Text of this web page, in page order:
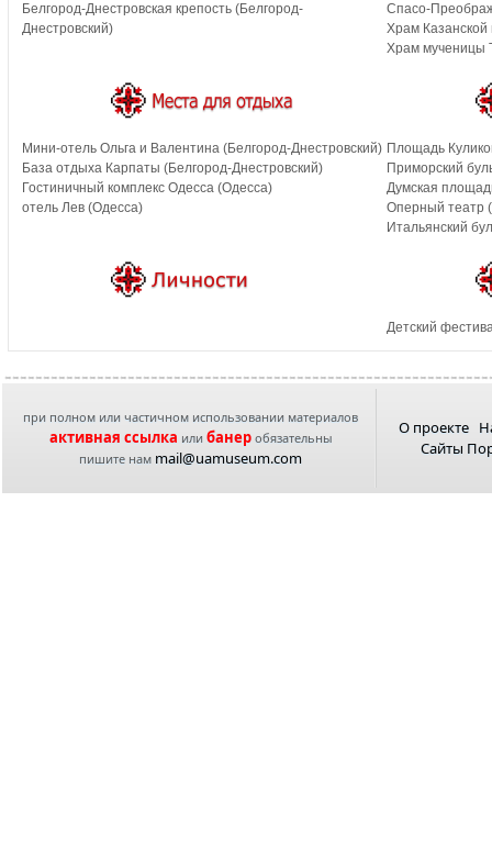
Белгород-Днестровская крепость (Белгород-
Днестровский)
Спасо-
Храм
Храм мученицы
Мини-отель Ольга и Валентина (Белгород-Днестровский)
База отдыха Карпаты (Белгород-Днестровский)
Гостиничный комплекс Одесса (Одесса)
отель Лев (Одесса)
Площадь
Приморский
Думская
Оперный театр
Итальянский
Детский
при полном или частичном использовании материалов
активная ссылка или банеробязательны
пишите нам mail@uamuseum.com
О проекте
Сайты